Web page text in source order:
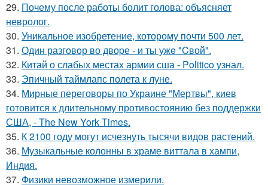
29. Почему после работы болит голова: объясняет
невролог.
30. Уникальное изобретение, которому почти 500 лет.
31. Один разговoр во двоpе - и ты ужe "Cвой".
32. Китай о слабых местах армии сша - Politico узнал.
33. Эпичный таймлапс полета к луне.
34. Мирные переговоры по Украине "Мертвы", киев
готовится к длительному противостоянию без поддержки
США, - The New York Times.
35. К 2100 году могут исчезнуть тысячи видов растений.
36. Музыкальные колонны в храме виттала в хампи,
Индия.
37. Физики невозможное измерили.